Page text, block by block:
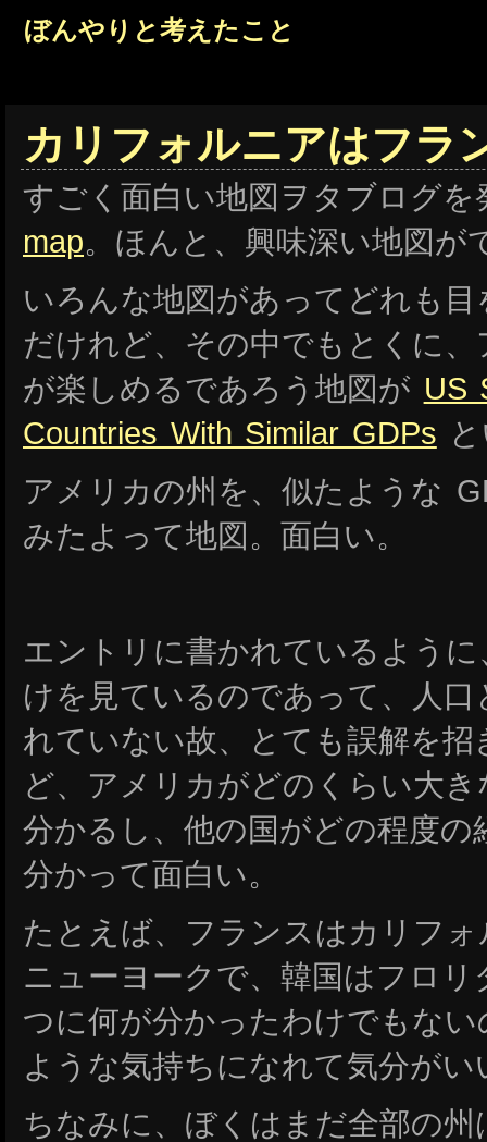
ぼんやりと考えたこと
カリフォルニアはフラ
すごく面白い地図ヲタブログ
map。ほんと、興味深い地図が
いろんな地図があってどれも
だけれど、その中でもとくに
が楽しめるであろう地図が US
Countries With Similar GDPs
アメリカの州を、似たような
みたよって地図。面白い。
エントリに書かれているよう
けを見ているのであって、人
れていない故、とても誤解を
ど、アメリカがどのくらい大
分かるし、他の国がどの程度
分かって面白い。
たとえば、フランスはカリフ
ニューヨークで、韓国はフロ
つに何が分かったわけでもな
ような気持ちになれて気分がい
ちなみに、ぼくはまだ全部の